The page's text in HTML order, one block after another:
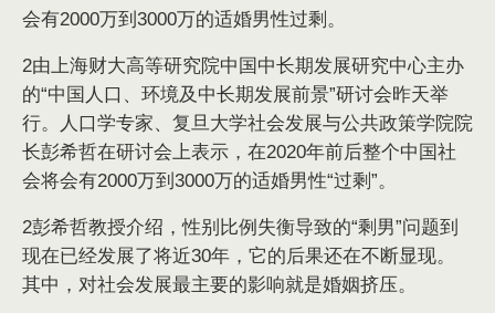
会有2000万到3000万的适婚男性过剩。
2由上海财大高等研究院中国中长期发展研究中心主办
的“中国人口、环境及中长期发展前景”研讨会昨天举
行。人口学专家、复旦大学社会发展与公共政策学院院
长彭希哲在研讨会上表示，在2020年前后整个中国社
会将会有2000万到3000万的适婚男性“过剩”。
2彭希哲教授介绍，性别比例失衡导致的“剩男”问题到
现在已经发展了将近30年，它的后果还在不断显现。
其中，对社会发展最主要的影响就是婚姻挤压。